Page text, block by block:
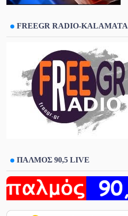
FREEGR RADIO-KALAMATA
ΠΑΛΜΟΣ 90,5 LIVE